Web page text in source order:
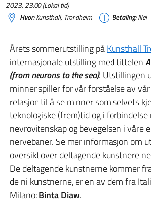
2023, 23:00 (Lokal tid)
Hvor:Kunsthall, Trondheim Betaling:Nei
Årets sommerutstilling påKunsthall
internasjonale utstilling med tittelen
(from neurons to the sea). Utstillingen
minner spiller for vår forståelse av
relasjon til å se minner som selvets
teknologiske (frem)tid og i forbindelse
nevrovitenskap og bevegelsen i våre
nervebaner. Se mer informasjon om
oversikt over deltagende kunstnere
De deltagende kunstnerne kommer
de ni kunstnerne, er en av dem fra
Milano: Binta Diaw.